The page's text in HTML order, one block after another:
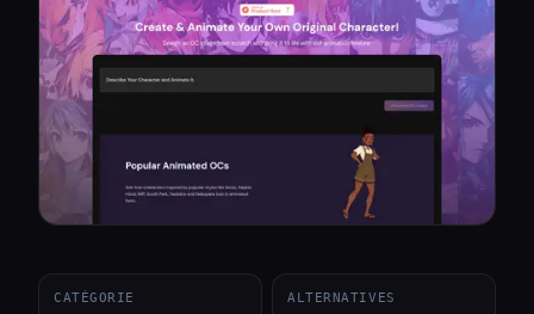
Comparer les outils
Toutes les catégories
À propos
CATÉGORIE ALTERNATIVES